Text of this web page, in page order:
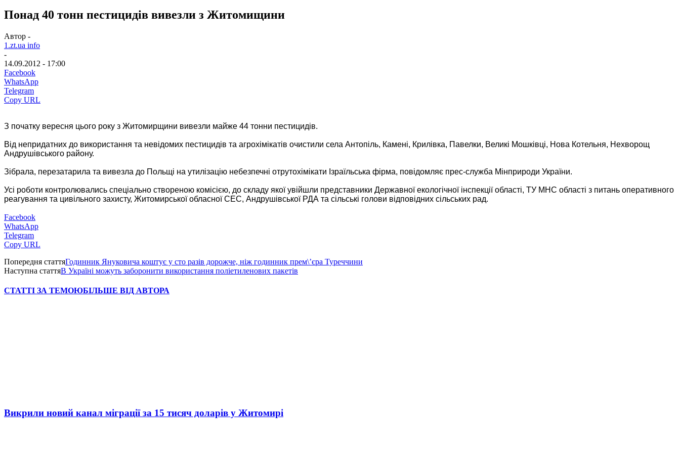
Понад 40 тонн пестицидів вивезли з Житомищини
Автор -
1.zt.ua info
-
14.09.2012 - 17:00
Facebook
WhatsApp
Telegram
Copy URL
З початку вересня цього року з Житомирщини вивезли майже 44 тонни пестицидів.
Від непридатних до використання та невідомих пестицидів та агрохімікатів очистили села Антопіль, Камені, Крилівка, Павелки, Великі Мошківці, Нова Котельня, Нехворощ
Андрушівського району.
Зібрала, перезатарила та вивезла до Польщі на утилізацію небезпечні отрутохімікати Ізраїльська фірма, повідомляє прес-служба Мінприроди України.
Усі роботи контролювались спеціально створеною комісією, до складу якої увійшли представники Державної екологічної інспекції області, ТУ МНС області з питань оперативного
реагування та цивільного захисту, Житомирської обласної СЕС, Андрушівської РДА та сільські голови відповідних сільських рад.
Facebook
WhatsApp
Telegram
Copy URL
Попередня статтяГодинник Януковича коштує у сто разів дорожче, ніж годинник прем\’єра Туреччини
Наступна статтяВ Україні можуть заборонити використання поліетиленових пакетів
СТАТТІ ЗА ТЕМОЮБІЛЬШЕ ВІД АВТОРА
Викрили новий канал міграції за 15 тисяч доларів у Житомирі